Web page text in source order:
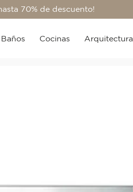
70% de descuento!
Baños Cocinas Arquitectura